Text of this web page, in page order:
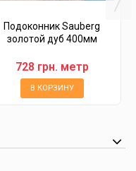
Подоконник Sauberg
золотой дуб 400мм
728 грн. метр
В КОРЗИНУ